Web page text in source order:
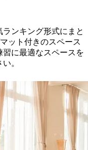
ンキング形式にまと
ット付きのスペース
に最適なスペースを
。